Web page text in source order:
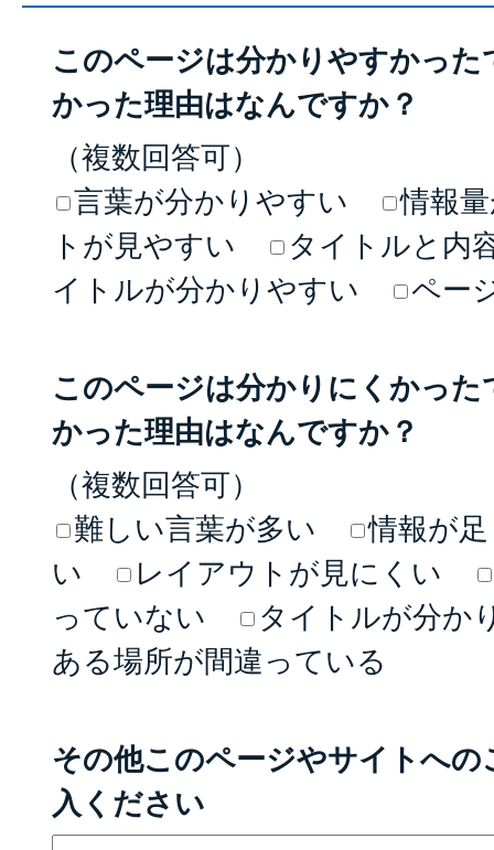
このページは分かりやすかっ
かった理由はなんですか？
（複数回答可）
言葉が分かりやすい
情報
トが見やすい
タイトルと内
イトルが分かりやすい
ペー
このページは分かりにくかっ
かった理由はなんですか？
（複数回答可）
難しい言葉が多い
情報が
い
レイアウトが見にくい
っていない
タイトルが分か
ある場所が間違っている
その他このページやサイトへ
入ください